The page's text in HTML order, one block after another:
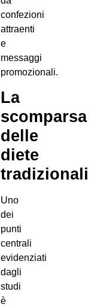
confezioni
attraenti
e
messaggi
promozionali.
La
scomparsa
delle
diete
tradizionali
Uno
dei
punti
centrali
evidenziati
dagli
studi
è